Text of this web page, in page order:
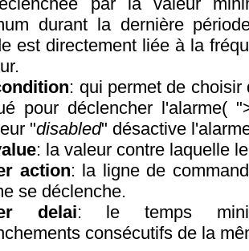
durant la dernière
est directement liée à la
: qui permet de
pour déclencher l'alarme(
"disabled" désactive
: la valeur contre laquelle
action: la ligne de
se déclenche.
delai: le temps
consécutifs de la